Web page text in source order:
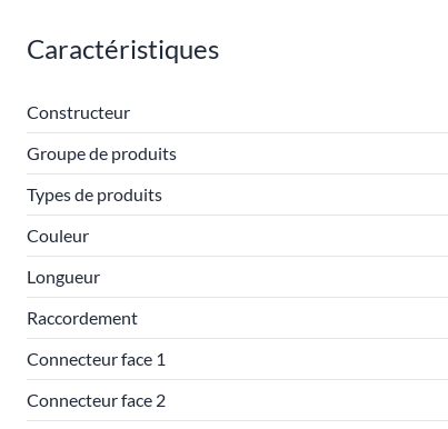
Caractéristiques
Constructeur
Groupe de produits
Types de produits
Couleur
Longueur
Raccordement
Connecteur face 1
Connecteur face 2